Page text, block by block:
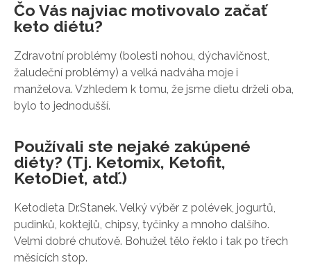
Čo Vás najviac motivovalo začať
keto diétu?
Zdravotní problémy (bolesti nohou, dýchavičnost,
žaludeční problémy) a velká nadváha moje i
manželova. Vzhledem k tomu, že jsme dietu drželi oba,
bylo to jednodušší.
Používali ste nejaké zakúpené
diéty? (Tj. Ketomix, Ketofit,
KetoDiet, atď.)
Ketodieta Dr.Stanek. Velký výběr z polévek, jogurtů,
pudinků, koktejlů, chipsy, tyčinky a mnoho dalšího.
Velmi dobré chuťově. Bohužel tělo řeklo i tak po třech
měsících stop.